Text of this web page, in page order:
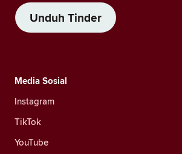
Unduh Tinder
Media Sosial
Instagram
TikTok
YouTube